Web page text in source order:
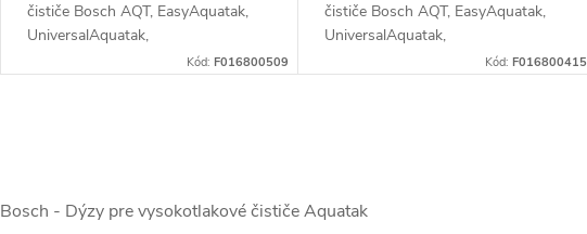
čističe Bosch AQT, EasyAquatak,
UniversalAquatak,
Kód:F016800509
čističe Bosch AQT, EasyAquatak,
UniversalAquatak,
Kód: F016800415
v
Bosch - Dýzy pre vysokotlakové čističe Aquatak